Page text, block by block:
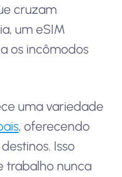
cruzam
um eSIM
os incômodos
uma variedade
, oferecendo
Isso
trabalho nunca